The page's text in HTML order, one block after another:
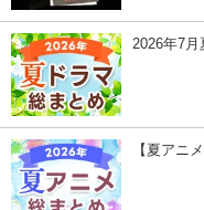
2026年7月
【夏アニ